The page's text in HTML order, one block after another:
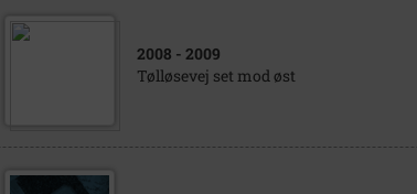
2008 - 2009
Tølløsevej set mod øst